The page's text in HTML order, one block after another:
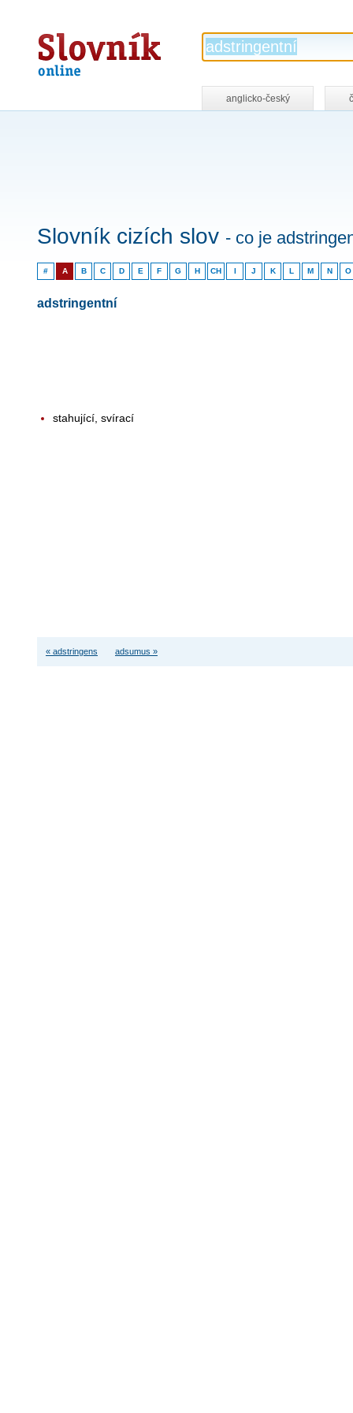
Slovník
online
anglicko-český
Slovník cizích slov - co je
# A B C D E F G H CH I J K L M N O
adstringentní
stahující, svírací
« adstringens adsumus »